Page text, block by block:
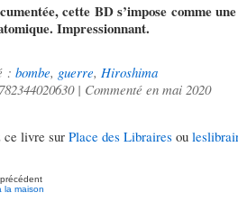
cette BD s’impose comme
Impressionnant.
: bombe, guerre, Hiroshima
| Commenté en mai 2020
ce livre sur Place des Libraires ou
la maison